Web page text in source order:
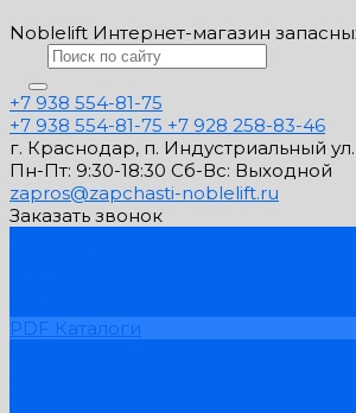
Noblelift Интернет-магазин
+7 938 554-81-75
+7 938 554-81-75 +7 928 258-83-46
г. Краснодар, п. Индустриальный
Пн-Пт: 9:30-18:30 Cб-Вс: Выходной
zapros@zapchasti-noblelift.ru
Заказать звонок
PDF Каталоги